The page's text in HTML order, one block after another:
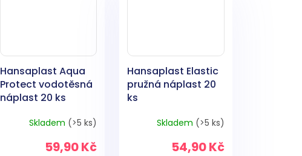
Hansaplast Aqua
Protect vodotěsná
náplast 20 ks
Skladem (>5 ks)
59,90 Kč
Hansaplast Elastic
pružná náplast 20
ks
Skladem (>5 ks)
54,90 Kč